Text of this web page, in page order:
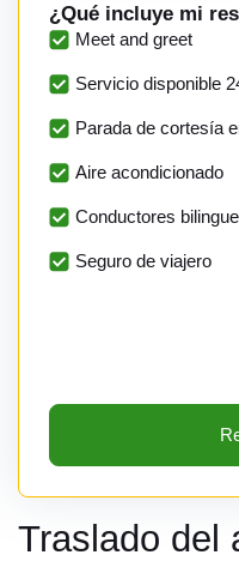
¿Qué incluye mi
Meet and greet
Servicio disponible
Parada de cortesía
Aire acondicionado
Conductores
Seguro de viajero
Traslado del